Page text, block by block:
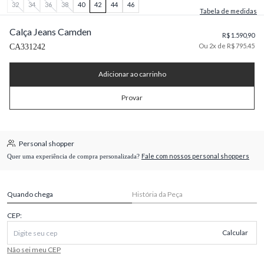
32 34 36 38 40 42 44
46
Tabela de medidas
Calça Jeans Camden
CA331242
R$ 1.590,90
Ou 2x de R$ 795.45
Adicionar ao carrinho
Provar
Personal shopper
Quer uma experiência de compra personalizada? Fale com nossos personal shoppers
Quando chega História da Peça
CEP:
Calcular
Não sei meu CEP